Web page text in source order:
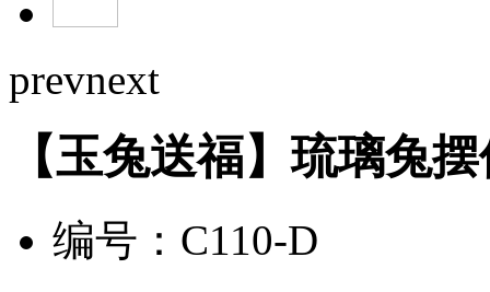
prevnext
【玉兔送福】琉璃兔
编号：C110-D